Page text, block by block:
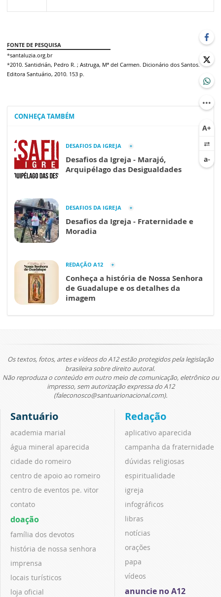
FONTE DE PESQUISA
*santaluzia.org.br
*2010. Santidrián, Pedro R. ; Astruga, Mª del Carmen. Dicionário dos Santos.
Editora Santuário, 2010. 153 p.
CONHEÇA TAMBÉM
DESAFIOS DA IGREJA
Desafios da Igreja - Marajó,
Arquipélago das Desigualdades
DESAFIOS DA IGREJA
Desafios da Igreja - Fraternidade e
Moradia
REDAÇÃO A12
Conheça a história de Nossa Senhora
de Guadalupe e os detalhes da
imagem
Os textos, fotos, artes e vídeos do A12 estão protegidos pela legislação
brasileira sobre direito autoral.
Não reproduza o conteúdo em outro meio de comunicação, eletrônico ou
impresso, sem autorização expressa do A12
(faleconosco@santuarionacional.com).
Santuário
academia marial
água mineral aparecida
cidade do romeiro
centro de apoio ao romeiro
centro de eventos pe. vitor
contato
doação
família dos devotos
história de nossa senhora
imprensa
locais turísticos
loja oficial
Redação
aplicativo aparecida
campanha da fraternidade
dúvidas religiosas
espiritualidade
igreja
infográficos
libras
notícias
orações
papa
vídeos
anuncie no A12